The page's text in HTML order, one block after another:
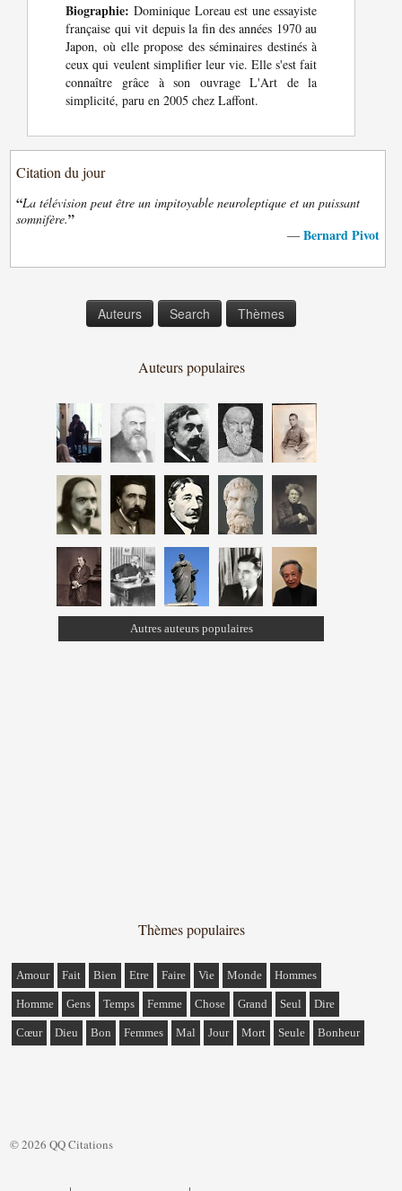
Biographie: Dominique Loreau est une essayiste
française qui vit depuis la fin des années 1970 au
Japon, où elle propose des séminaires destinés à
ceux qui veulent simplifier leur vie. Elle s'est fait
connaître grâce à son ouvrage L'Art de la
simplicité, paru en 2005 chez Laffont.
Citation du jour
“La télévision peut être un impitoyable neuroleptique et un puissant
somnifère.”
— Bernard Pivot
Auteurs Search Thèmes
Auteurs populaires
Autres auteurs populaires
Thèmes populaires
Amour Fait Bien Etre Faire Vie Monde Hommes
Homme Gens Temps Femme Chose Grand Seul Dire
Cœur Dieu Bon Femmes Mal Jour Mort Seule Bonheur
© 2026 QQ Citations